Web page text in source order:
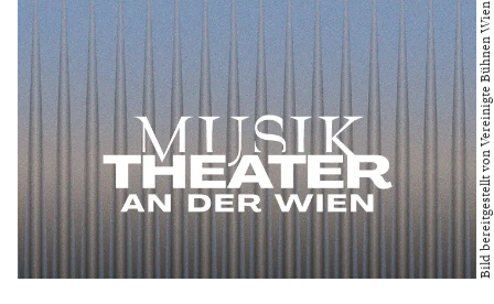
Bild bereitgestellt von Vereinigte Bühnen Wien